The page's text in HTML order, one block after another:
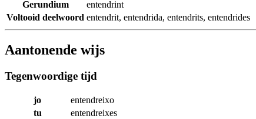
Gerundium
entendrint
Voltooid deelwoord entendrit, entendrida, entendrits, entendrides
Aantonende wijs
Tegenwoordige tijd
jo
entendreixo
tu
entendreixes